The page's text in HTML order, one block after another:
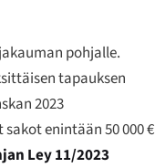
pohjalle.
tapauksen
2023
enintään 50 000 €
Ley 11/2023